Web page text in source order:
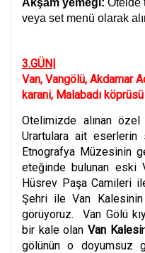
Akşam yemeği: Otelde
veya set menü olarak
3.GÜN|
Van, Vangölü, Akdamar
karani, Malabadı köprüsü
Otelimizde alınan özel
Urartulara ait
Etnografya Müzesinin
eteğinde bulunan eski
Hüsrev Paşa Camileri
Şehri ile Van Kalesinin
görüyoruz. Van Gölü
bir kale olan Van Kalesi
gölünün o doyumsuz